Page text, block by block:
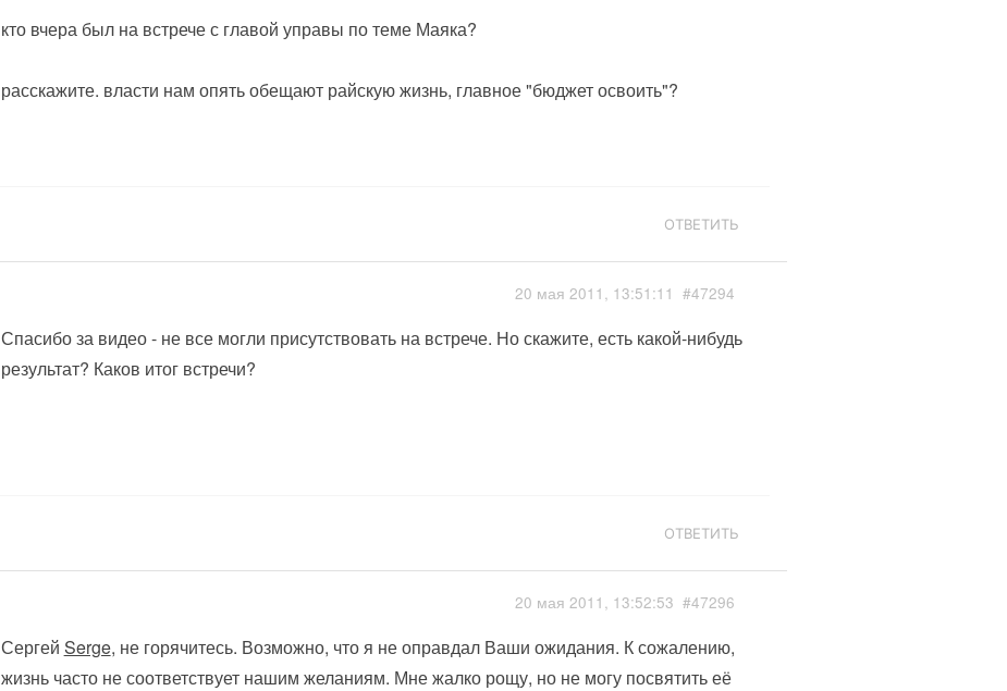
кто вчера был на встрече с главой управы по теме Маяка?
расскажите. власти нам опять обещают райскую жизнь, главное "бюджет освоить"?
ОТВЕТИТЬ
20 мая 2011, 13:51:11 #47294
Спасибо за видео - не все могли присутствовать на встрече. Но скажите, есть какой-нибудь
результат? Каков итог встречи?
ОТВЕТИТЬ
20 мая 2011, 13:52:53 #47296
Сергей Serge, не горячитесь. Возможно, что я не оправдал Ваши ожидания. К сожалению,
жизнь часто не соответствует нашим желаниям. Мне жалко рощу, но не могу посвятить её